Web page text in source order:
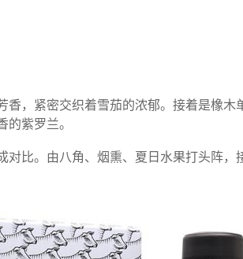
香，紧密交织着雪茄的浓郁。接着是橡
的紫罗兰。
对比。由八角、烟熏、夏日水果打头阵，